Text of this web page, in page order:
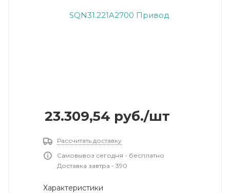
23.309,54 руб./шт
Рассчитать доставку
Самовывоз сегодня - бесплатно
Доставка завтра - 390
Характеристики